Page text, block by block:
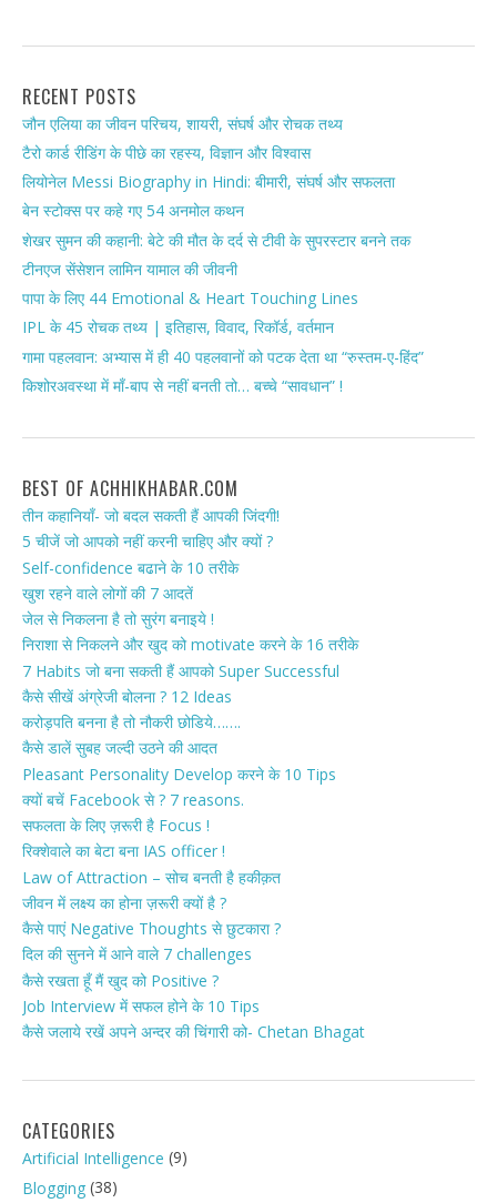
RECENT POSTS
जौन एलिया का जीवन परिचय, शायरी, संघर्ष और रोचक तथ्य
टैरो कार्ड रीडिंग के पीछे का रहस्य, विज्ञान और विश्वास
लियोनेल Messi Biography in Hindi: बीमारी, संघर्ष और सफलता
बेन स्टोक्स पर कहे गए 54 अनमोल कथन
शेखर सुमन की कहानी: बेटे की मौत के दर्द से टीवी के सुपरस्टार बनने तक
टीनएज सेंसेशन लामिन यामाल की जीवनी
पापा के लिए 44 Emotional & Heart Touching Lines
IPL के 45 रोचक तथ्य | इतिहास, विवाद, रिकॉर्ड, वर्तमान
गामा पहलवान: अभ्यास में ही 40 पहलवानों को पटक देता था “रुस्तम-ए-हिंद”
किशोरअवस्था में माँ-बाप से नहीं बनती तो… बच्चे “सावधान” !
BEST OF ACHHIKHABAR.COM
तीन कहानियाँ- जो बदल सकती हैं आपकी जिंदगी!
5 चीजें जो आपको नहीं करनी चाहिए और क्यों ?
Self-confidence बढाने के 10 तरीके
खुश रहने वाले लोगों की 7 आदतें
जेल से निकलना है तो सुरंग बनाइये !
निराशा से निकलने और खुद को motivate करने के 16 तरीके
7 Habits जो बना सकती हैं आपको Super Successful
कैसे सीखें अंग्रेजी बोलना ? 12 Ideas
करोड़पति बनना है तो नौकरी छोडिये…….
कैसे डालें सुबह जल्दी उठने की आदत
Pleasant Personality Develop करने के 10 Tips
क्यों बचें Facebook से ? 7 reasons.
सफलता के लिए ज़रूरी है Focus !
रिक्शेवाले का बेटा बना IAS officer !
Law of Attraction – सोच बनती है हकीक़त
जीवन में लक्ष्य का होना ज़रूरी क्यों है ?
कैसे पाएं Negative Thoughts से छुटकारा ?
दिल की सुनने में आने वाले 7 challenges
कैसे रखता हूँ मैं खुद को Positive ?
Job Interview में सफल होने के 10 Tips
कैसे जलाये रखें अपने अन्दर की चिंगारी को- Chetan Bhagat
CATEGORIES
Artificial Intelligence (9)
Blogging (38)